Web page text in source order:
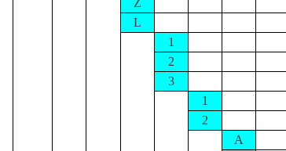
Z
L
1
2
3
1
2
A